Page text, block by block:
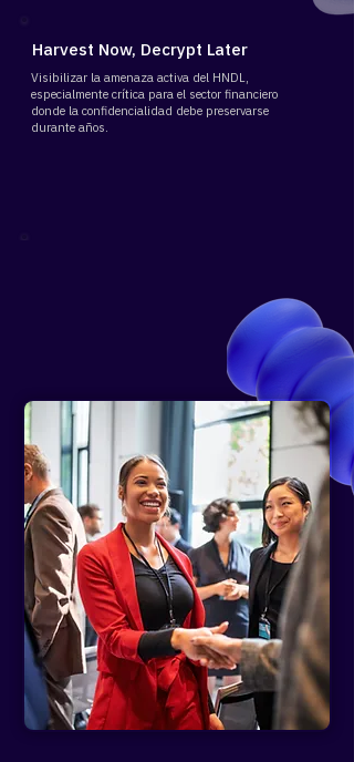
Harvest Now, Decrypt Later
Visibilizar la amenaza activa del HNDL,
especialmente crítica para el sector financiero
donde la confidencialidad debe preservarse
durante años.
Construir una plataforma de thought
leadership capaz de crecer a reportes,
mesas sectoriales y encuentros privados
Networking de alto valor
Espacios curados para originar
conversaciones con clientes y prospectos
sobre diagnósticos de madurez y hojas de
ruta quantum-safe.